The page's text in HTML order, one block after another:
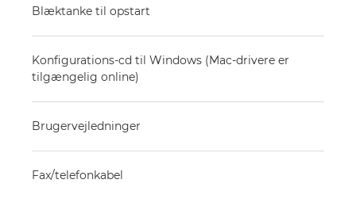
Blæktanke til opstart
Konfigurations-cd til Windows (Mac-drivere er
tilgængelig online)
Brugervejledninger
Fax/telefonkabel